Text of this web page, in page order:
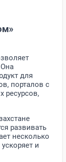
для
порталов с
ресурсов,
развивать
несколько
и